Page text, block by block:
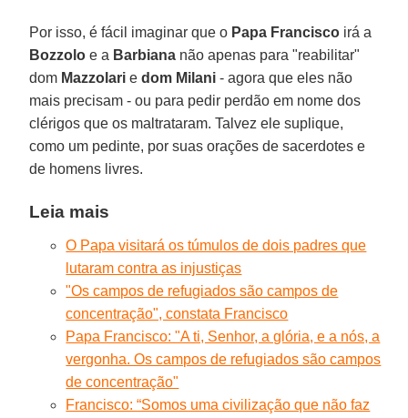
Por isso, é fácil imaginar que o Papa Francisco irá a
Bozzolo e a Barbiana não apenas para "reabilitar"
dom Mazzolari edom Milani - agora que eles não
mais precisam - ou para pedir perdão em nome dos
clérigos que os maltrataram. Talvez ele suplique,
como um pedinte, por suas orações de sacerdotes e
de homens livres.
Leia mais
O Papa visitará os túmulos de dois padres que
lutaram contra as injustiças
"Os campos de refugiados são campos de
concentração", constata Francisco
Papa Francisco: "A ti, Senhor, a glória, e a nós, a
vergonha. Os campos de refugiados são campos
de concentração"
Francisco: “Somos uma civilização que não faz